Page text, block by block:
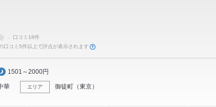
口コミ18件
口コミ5件以上で評点が表示されます
1501～2000円
華 エリア 御徒町 （東京）